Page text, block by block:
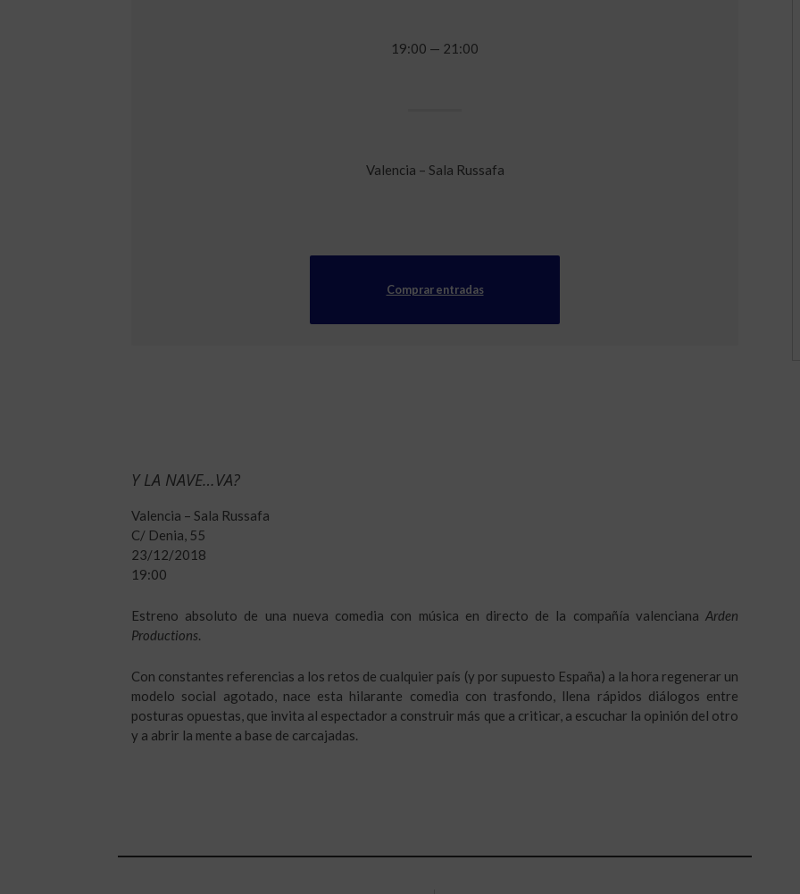
Y LA NAVE…VA?
Valencia – Sala Russafa
C/ Denia, 55
23/12/2018
19:00
Estreno absoluto de una nueva comedia con música en directo de la compañía valenciana Arden
Productions.
Con constantes referencias a los retos de cualquier país (y por supuesto España) a la hora regenerar un
modelo social agotado, nace esta hilarante comedia con trasfondo, llena rápidos diálogos entre
posturas opuestas, que invita al espectador a construir más que a criticar, a escuchar la opinión del otro
y a abrir la mente a base de carcajadas.
19:00 — 21:00
Valencia – Sala Russafa
Comprar entradas